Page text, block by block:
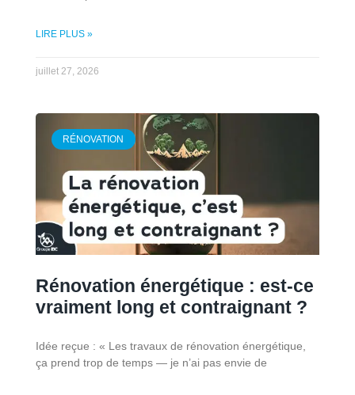
LIRE PLUS »
juillet 27, 2026
RÉNOVATION
Rénovation énergétique : est-ce
vraiment long et contraignant ?
Idée reçue : « Les travaux de rénovation énergétique,
ça prend trop de temps — je n’ai pas envie de